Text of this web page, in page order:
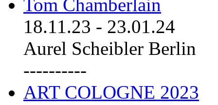
Tom Chamberlain
18.11.23 - 23.01.24
Aurel Scheibler Berlin
----------
ART COLOGNE 2023